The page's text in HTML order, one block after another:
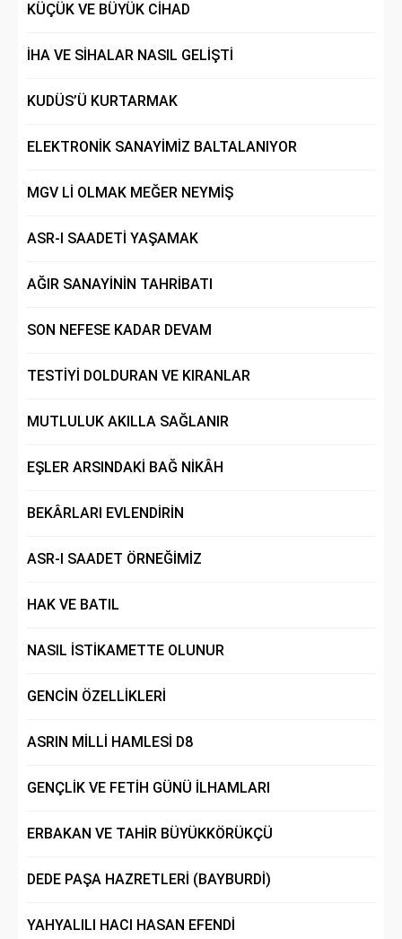
KÜÇÜK VE BÜYÜK CİHAD
İHA VE SİHALAR NASIL GELİŞTİ
KUDÜS’Ü KURTARMAK
ELEKTRONİK SANAYİMİZ BALTALANIYOR
MGV Lİ OLMAK MEĞER NEYMİŞ
ASR-I SAADETİ YAŞAMAK
AĞIR SANAYİNİN TAHRİBATI
SON NEFESE KADAR DEVAM
TESTİYİ DOLDURAN VE KIRANLAR
MUTLULUK AKILLA SAĞLANIR
EŞLER ARSINDAKİ BAĞ NİKÂH
BEKÂRLARI EVLENDİRİN
ASR-I SAADET ÖRNEĞİMİZ
HAK VE BATIL
NASIL İSTİKAMETTE OLUNUR
GENCİN ÖZELLİKLERİ
ASRIN MİLLİ HAMLESİ D8
GENÇLİK VE FETİH GÜNÜ İLHAMLARI
ERBAKAN VE TAHİR BÜYÜKKÖRÜKÇÜ
DEDE PAŞA HAZRETLERİ (BAYBURDİ)
YAHYALILI HACI HASAN EFENDİ